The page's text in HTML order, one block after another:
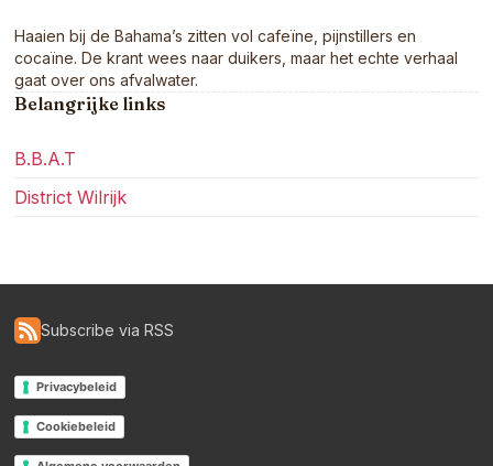
Haaien bij de Bahama’s zitten vol cafeïne, pijnstillers en
cocaïne. De krant wees naar duikers, maar het echte verhaal
gaat over ons afvalwater.
Belangrijke links
B.B.A.T
District Wilrijk
Subscribe via RSS
Privacybeleid
Cookiebeleid